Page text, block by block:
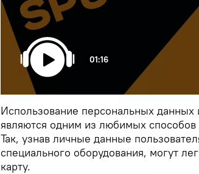
01:16
Использование персональных данных
являются одним из любимых
Так, узнав личные данные
специального оборудования, могут
карту.